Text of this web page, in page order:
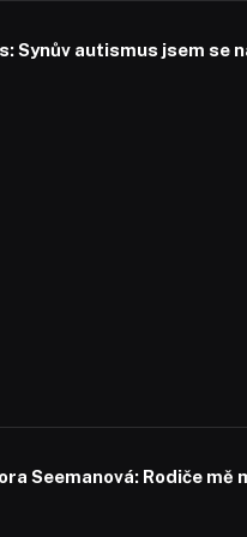
Synův autismus jsem se
Seemanová: Rodiče